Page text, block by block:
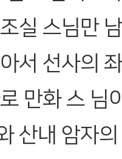
실 스님만
서 선사의
만화 스 님
산내 암자